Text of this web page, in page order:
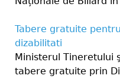
Tabere gratuite
dizabilitati
Ministerul Tineretului
tabere gratuite prin